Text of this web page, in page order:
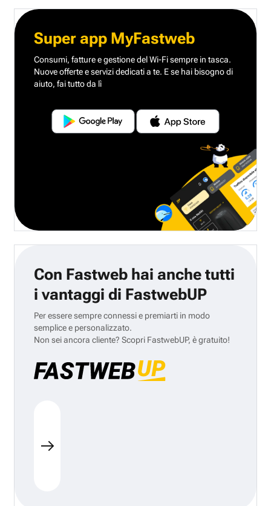
Super app MyFastweb
Consumi, fatture e gestione del Wi-Fi sempre in tasca.
Nuove offerte e servizi dedicati a te. E se hai bisogno di
aiuto, fai tutto da lì
Con Fastweb hai anche tutti
i vantaggi di FastwebUP
Per essere sempre connessi e premiarti in modo
semplice e personalizzato.
Non sei ancora cliente? Scopri FastwebUP, è gratuito!